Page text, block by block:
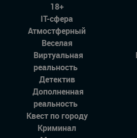
18+
IT-сфера
Атмостферный
Веселая
Виртуальная
реальность
Детектив
Дополненная
реальность
Квест по городу
Криминал